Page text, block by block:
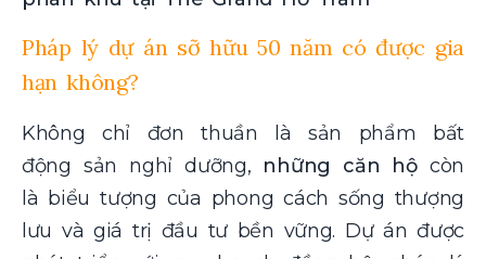
Pháp lý dự án sỡ hữu 50 năm có được gia
hạn không?
Không chỉ đơn thuần là sản phẩm bất
động sản nghỉ dưỡng, những căn hộcòn
là biểu tượng của phong cách sống thượng
lưu và giá trị đầu tư bền vững. Dự án được